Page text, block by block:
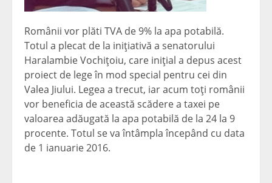
Românii vor plăti TVA de 9% la apa potabilă.
Totul a plecat de la iniţiativă a senatorului
Haralambie Vochiţoiu, care iniţial a depus acest
proiect de lege în mod special pentru cei din
Valea Jiului. Legea a trecut, iar acum toţi românii
vor beneficia de această scădere a taxei pe
valoarea adăugată la apa potabilă de la 24 la 9
procente. Totul se va întâmpla începând cu data
de 1 ianuarie 2016.